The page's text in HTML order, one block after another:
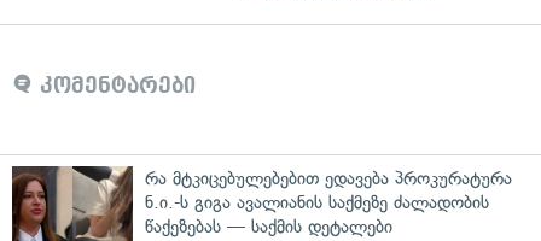
კომენტარები
რა მტკიცებულებებით ედავება პროკურატურა
ნ.ი.-ს გიგა ავალიანის საქმეზე ძალადობის
წაქეზებას — საქმის დეტალები